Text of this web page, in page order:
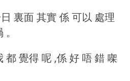
裏面 其實 係 可以 處理
都 覺得 呢 ,係 好 唔 錯 㗎